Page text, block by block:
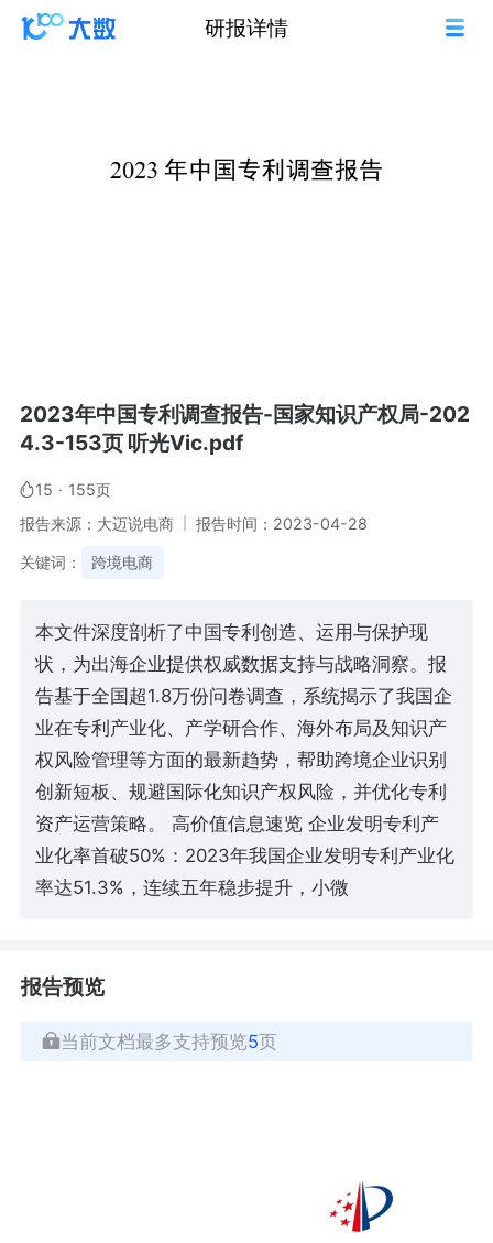
研报详情
2023年中国专利调查报告-国家知识产权局-202
4.3-153页 听光Vic.pdf
15 · 155页
报告来源：大迈说电商
报告时间：2023-04-28
关键词： 跨境电商
本文件深度剖析了中国专利创造、运用与保护现
状，为出海企业提供权威数据支持与战略洞察。报
告基于全国超1.8万份问卷调查，系统揭示了我国企
业在专利产业化、产学研合作、海外布局及知识产
权风险管理等方面的最新趋势，帮助跨境企业识别
创新短板、规避国际化知识产权风险，并优化专利
资产运营策略。 高价值信息速览 企业发明专利产
业化率首破50%：2023年我国企业发明专利产业化
率达51.3%，连续五年稳步提升，小微
报告预览
当前文档最多支持预览5页